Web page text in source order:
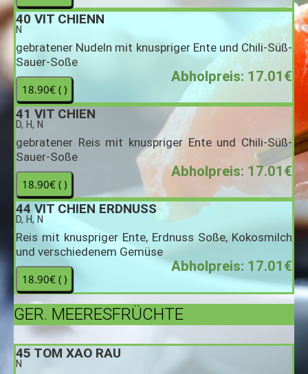
40 VIT CHIENN
N
gebratener Nudeln mit knuspriger Ente und Chili-Süß-
Sauer-Soße
Abholpreis: 17.01€
41 VIT CHIEN
D, H, N
gebratener Reis mit knuspriger Ente und Chili-Süß-
Sauer-Soße
Abholpreis: 17.01€
44 VIT CHIEN ERDNUSS
D, H, N
Reis mit knuspriger Ente, Erdnuss Soße, Kokosmilch
und verschiedenem Gemüse
Abholpreis: 17.01€
GER. MEERESFRÜCHTE
45 TOM XAO RAU
N